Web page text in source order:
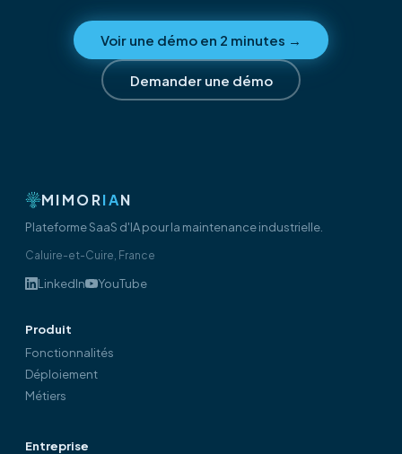
Voir une démo en 2 minutes →
Demander une démo
MIMORIAN
Plateforme SaaS d'IA pour la maintenance industrielle.
Caluire-et-Cuire, France
LinkedIn YouTube
Produit
Fonctionnalités
Déploiement
Métiers
Entreprise